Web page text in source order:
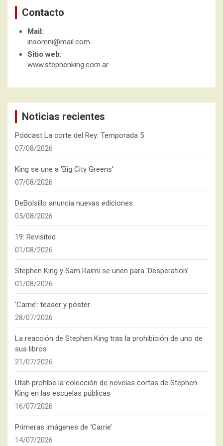
Contacto
Mail:
insomni@mail.com
Sitio web:
www.stephenking.com.ar
Noticias recientes
Pódcast La corte del Rey: Temporada 5
07/08/2026
King se une a ‘Big City Greens’
07/08/2026
DeBolsillo anuncia nuevas ediciones
05/08/2026
19: Revisited
01/08/2026
Stephen King y Sam Raimi se unen para ‘Desperation’
01/08/2026
‘Carrie’: teaser y póster
28/07/2026
La reacción de Stephen King tras la prohibición de uno de
sus libros
21/07/2026
Utah prohíbe la colección de novelas cortas de Stephen
King en las escuelas públicas
16/07/2026
Primeras imágenes de ‘Carrie’
14/07/2026